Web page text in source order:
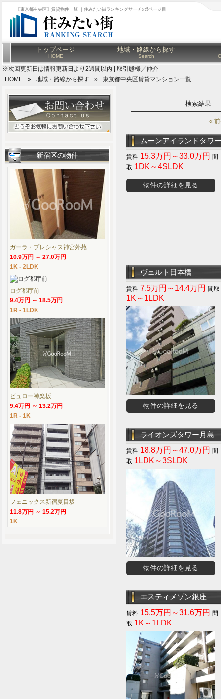
【東京都中央区】賃貸物件一覧 ｜住みたい街ランキングサーチの5ページ目
トップページ
HOME
地域・路線から探す
Search
※次回更新日は情報更新日より2週間以内 | 取引態様／仲介
HOME
» 地域・路線から探す » 東京都中央区賃貸マンション一覧
検索結果
« 前
ムーンアイランドタワー
15.3万円～33.0万円
1DK～4SLDK
物件の詳細を見る
ヴェルト日本橋
7.5万円～14.4万円
1K～1LDK
物件の詳細を見る
ライオンズタワー月島
18.8万円～47.0万円
1LDK～3SLDK
物件の詳細を見る
エスティメゾン銀座
15.5万円～31.6万円
1K～1LDK
新宿区の物件
ガーラ・プレシャス神宮外苑
10.9万円 ～ 27.0万円
1K - 2LDK
ログ都庁前
9.4万円 ～ 18.5万円
1R - 1LDK
ビュロー神楽坂
9.4万円 ～ 13.2万円
1R - 1K
フェニックス新宿夏目坂
11.8万円 ～ 15.2万円
1K